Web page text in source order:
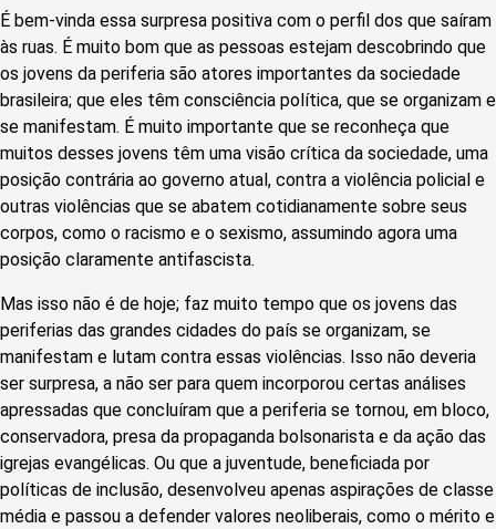
É bem-vinda essa surpresa positiva com o perfil dos que saíram
às ruas. É muito bom que as pessoas estejam descobrindo que
os jovens da periferia são atores importantes da sociedade
brasileira; que eles têm consciência política, que se organizam e
se manifestam. É muito importante que se reconheça que
muitos desses jovens têm uma visão crítica da sociedade, uma
posição contrária ao governo atual, contra a violência policial e
outras violências que se abatem cotidianamente sobre seus
corpos, como o racismo e o sexismo, assumindo agora uma
posição claramente antifascista.
Mas isso não é de hoje; faz muito tempo que os jovens das
periferias das grandes cidades do país se organizam, se
manifestam e lutam contra essas violências. Isso não deveria
ser surpresa, a não ser para quem incorporou certas análises
apressadas que concluíram que a periferia se tornou, em bloco,
conservadora, presa da propaganda bolsonarista e da ação das
igrejas evangélicas. Ou que a juventude, beneficiada por
políticas de inclusão, desenvolveu apenas aspirações de classe
média e passou a defender valores neoliberais, como o mérito e